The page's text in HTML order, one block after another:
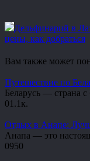
Дельфинарий в
цены, как добраться
Вам также может
Путешествие по
Беларусь — страна
01.1к.
Отдых в Анапе:
Анапа — это
0950